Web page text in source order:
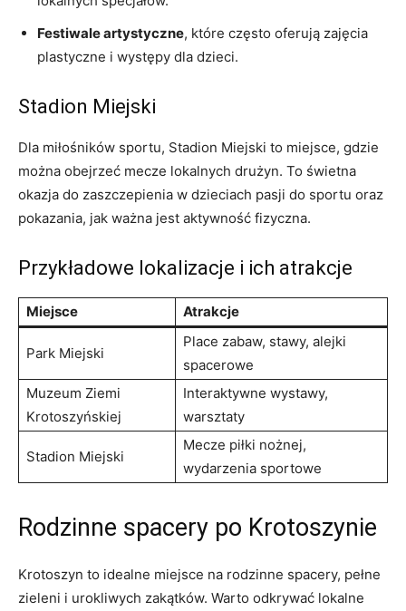
Festiwale artystyczne, które często oferują zajęcia
plastyczne i występy dla dzieci.
Stadion Miejski
Dla miłośników sportu, Stadion Miejski to miejsce, gdzie
można obejrzeć mecze lokalnych drużyn. To świetna
okazja do zaszczepienia w dzieciach pasji do sportu oraz
pokazania, jak ważna jest aktywność fizyczna.
Przykładowe lokalizacje i ich atrakcje
Miejsce Atrakcje
Park Miejski
Place zabaw, stawy, alejki
spacerowe
Muzeum Ziemi
Krotoszyńskiej
Interaktywne wystawy,
warsztaty
Stadion Miejski
Mecze piłki nożnej,
wydarzenia sportowe
Rodzinne spacery po Krotoszynie
Krotoszyn to idealne miejsce na rodzinne spacery, pełne
zieleni i urokliwych zakątków. Warto odkrywać lokalne